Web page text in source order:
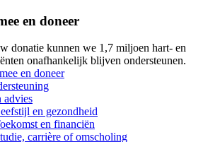
en doneer
donatie kunnen we 1,7 miljoen hart- en
onafhankelijk blijven ondersteunen.
en doneer
advies
en gezondheid
en financiën
carrière of omscholing